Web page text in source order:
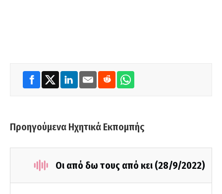
Προηγούμενα Ηχητικά Εκπομπής
Οι από δω τους από κει (28/9/2022)